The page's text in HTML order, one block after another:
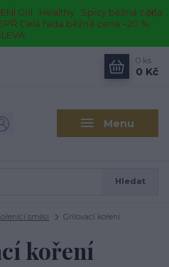
Gril · Healthy · Spicy běžná cena
Celá řada běžná cena –20 %
Menu
Hledat
0 ks
0 Kč
směsi Grilovací koření
koření